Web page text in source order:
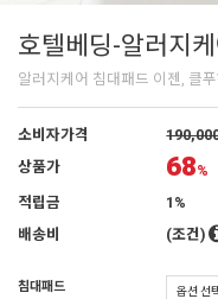
호텔베딩-알러지
알러지케어 침대패드 이젠, 클
소비자가격
상품가
68%
적립금
1%
배송비
(조건)
침대패드